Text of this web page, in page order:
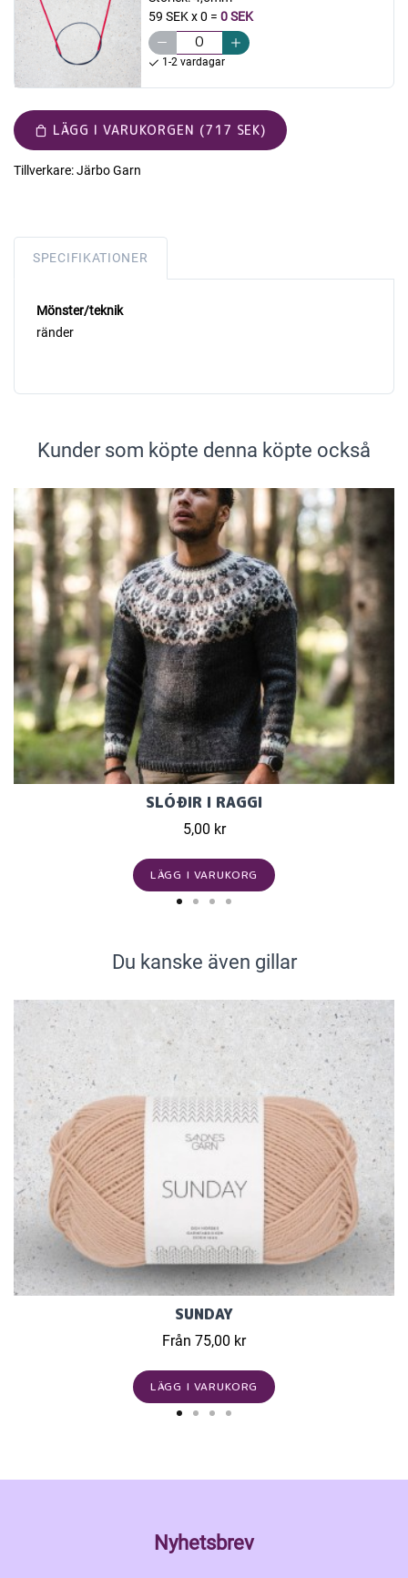
59 SEK x 0 = 0 SEK
1-2 vardagar
LÄGG I VARUKORGEN (717 SEK)
Tillverkare:Järbo Garn
SPECIFIKATIONER
Mönster/teknik
ränder
Kunder som köpte denna köpte också
SLÓÐIR I RAGGI
5,00 kr
LÄGG I VARUKORG
Du kanske även gillar
SUNDAY
Från 75,00 kr
LÄGG I VARUKORG
Nyhetsbrev